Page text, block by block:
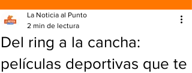
Del ring a la cancha:
películas deportivas que te
La Noticia al Punto
2 min de lectura